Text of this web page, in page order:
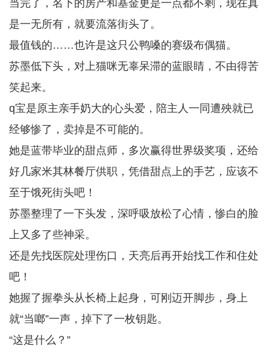
当完了，名下的房产和基金更是一点都不剩，现在真
是一无所有，就要流落街头了。
最值钱的……也许是这只公鸭嗓的赛级布偶猫。
苏墨低下头，对上猫咪无辜呆滞的蓝眼睛，不由得苦
笑起来。
q宝是原主亲手奶大的心头爱，陪主人一同遭殃就已
经够惨了，卖掉是不可能的。
她是蓝带毕业的甜点师，多次赢得世界级奖项，还给
好几家米其林餐厅供职，凭借甜点上的手艺，应该不
至于饿死街头吧！
苏墨整理了一下头发，深呼吸放松了心情，惨白的脸
上又多了些神采。
还是先找医院处理伤口，天亮后再开始找工作和住处
吧！
她握了握拳头从长椅上起身，可刚迈开脚步，身上
就“当啷”一声，掉下了一枚钥匙。
“这是什么？”